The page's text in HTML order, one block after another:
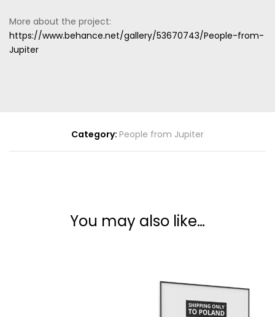
More about the project:
https://www.behance.net/gallery/53670743/People-from-
Jupiter
Category: People from Jupiter
You may also like…